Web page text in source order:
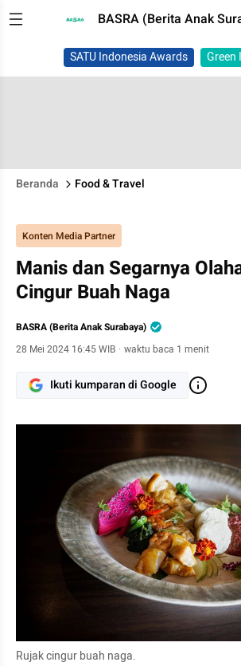
BASRA (Berita Anak
SATU Indonesia Awards Green
Beranda Food & Travel
Konten Media Partner
Manis dan Segarnya
Cingur Buah Naga
BASRA (Berita Anak Surabaya)
28 Mei 2024 16:45 WIB · waktu baca 1 menit
Ikuti kumparan di Google
Rujak cingur buah naga.